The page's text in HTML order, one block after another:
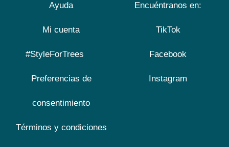
Ayuda
Mi cuenta
#StyleForTrees
Preferencias de
consentimiento
Términos y condiciones
Encuéntranos en:
TikTok
Facebook
Instagram